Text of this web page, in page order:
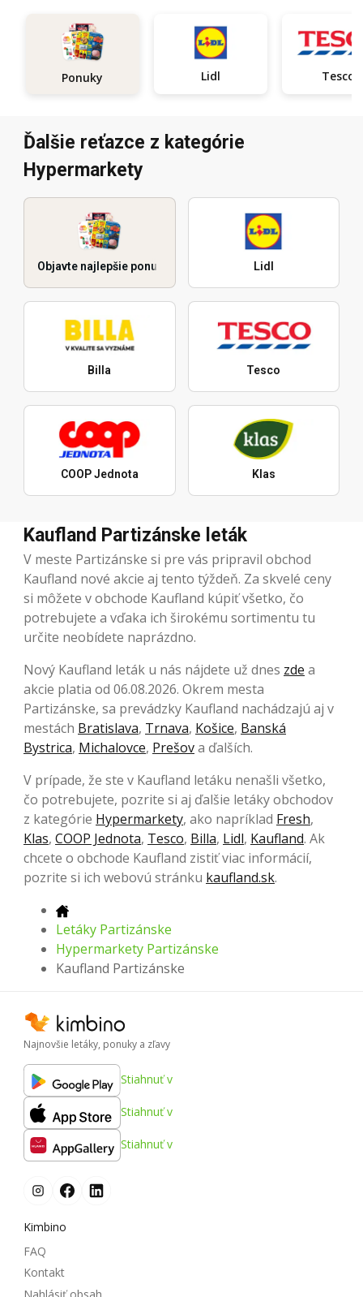
Ponuky Lidl Tesco
Ďalšie reťazce z kategórie
Hypermarkety
Objavte najlepšie ponuky Lidl
Billa Tesco
COOP Jednota Klas
Kaufland Partizánske leták
V meste Partizánske si pre vás pripravil obchod
Kaufland nové akcie aj tento týždeň. Za skvelé ceny
si môžete v obchode Kaufland kúpiť všetko, čo
potrebujete a vďaka ich širokému sortimentu tu
určite neobídete naprázdno.
Nový Kaufland leták u nás nájdete už dnes zde a
akcie platia od 06.08.2026. Okrem mesta
Partizánske, sa prevádzky Kaufland nachádzajú aj v
mestách Bratislava, Trnava, Košice, Banská
Bystrica, Michalovce, Prešova ďalších.
V prípade, že ste v Kaufland letáku nenašli všetko,
čo potrebujete, pozrite si aj ďalšie letáky obchodov
z kategórie Hypermarkety, ako napríklad Fresh,
Klas, COOP Jednota, Tesco, Billa, Lidl, Kaufland. Ak
chcete o obchode Kaufland zistiť viac informácií,
pozrite si ich webovú stránku kaufland.sk.
Letáky Partizánske
Hypermarkety Partizánske
Kaufland Partizánske
Najnovšie letáky, ponuky a zľavy
Stiahnuť v
Stiahnuť v
Stiahnuť v
Kimbino
FAQ
Kontakt